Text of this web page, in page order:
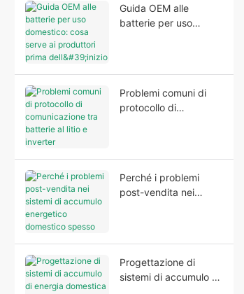
Guida OEM alle
batterie per uso
Problemi comuni di
protocollo di
Perché i problemi
post-vendita nei
Progettazione di
sistemi di accumulo di